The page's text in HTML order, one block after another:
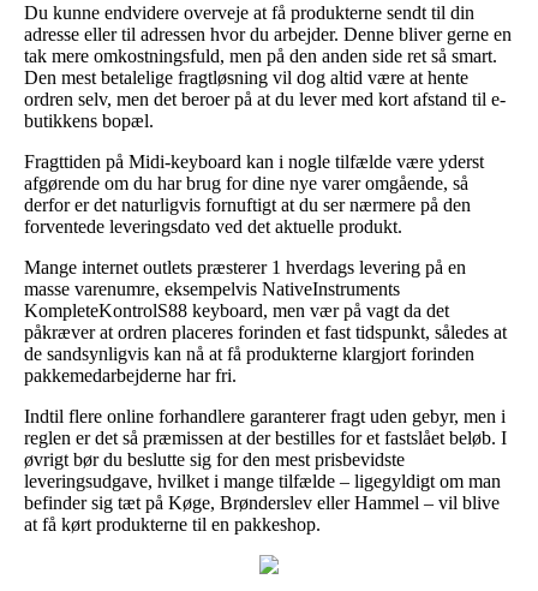
Du kunne endvidere overveje at få produkterne sendt til din
adresse eller til adressen hvor du arbejder. Denne bliver gerne en
tak mere omkostningsfuld, men på den anden side ret så smart.
Den mest betalelige fragtløsning vil dog altid være at hente
ordren selv, men det beroer på at du lever med kort afstand til e-
butikkens bopæl.
Fragttiden på Midi-keyboard kan i nogle tilfælde være yderst
afgørende om du har brug for dine nye varer omgående, så
derfor er det naturligvis fornuftigt at du ser nærmere på den
forventede leveringsdato ved det aktuelle produkt.
Mange internet outlets præsterer 1 hverdags levering på en
masse varenumre, eksempelvis NativeInstruments
KompleteKontrolS88 keyboard, men vær på vagt da det
påkræver at ordren placeres forinden et fast tidspunkt, således at
de sandsynligvis kan nå at få produkterne klargjort forinden
pakkemedarbejderne har fri.
Indtil flere online forhandlere garanterer fragt uden gebyr, men i
reglen er det så præmissen at der bestilles for et fastslået beløb. I
øvrigt bør du beslutte sig for den mest prisbevidste
leveringsudgave, hvilket i mange tilfælde – ligegyldigt om man
befinder sig tæt på Køge, Brønderslev eller Hammel – vil blive
at få kørt produkterne til en pakkeshop.